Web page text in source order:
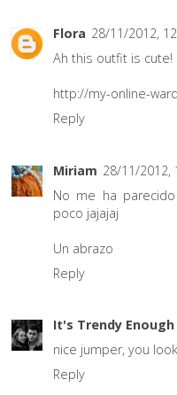
Flora 28/11/2012,
Ah this outfit is
http://my-online-
Reply
Miriam 28/11/2012,
No me ha
poco jajajaj
Un abrazo
Reply
It's Trendy Enough
nice jumper, you
Reply